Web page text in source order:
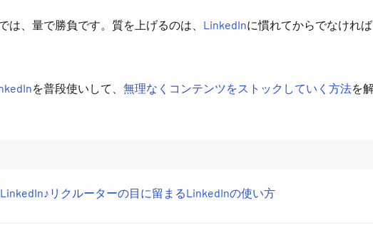
は、量で勝負です。質を上げるのは、 LinkedInに慣れてからでなければ
を普段使いして、 無理なくコンテンツをストックしていく方法を
リクルーターの目に留まるLinkedInの使い方